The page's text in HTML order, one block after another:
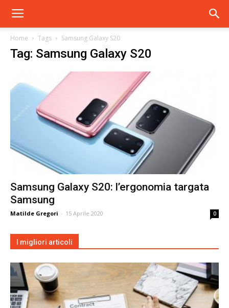
Home Tags Samsung Galaxy S20
Tag: Samsung Galaxy S20
Samsung Galaxy S20: l’ergonomia targata
Samsung
Matilde Gregori - 15 Aprile 2020 0
I migliori articoli